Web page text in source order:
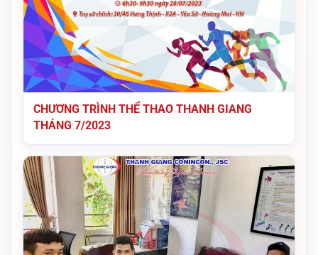
CHƯƠNG TRÌNH THỂ THAO THANH GIANG
THÁNG 7/2023